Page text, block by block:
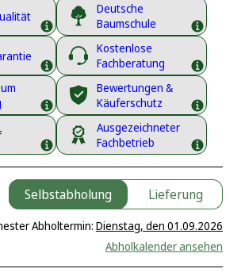
Deutsche
Baumschule
Kostenlose
Fachberatung
Bewertungen &
Käuferschutz
Ausgezeichneter
Fachbetrieb
Selbstabholung Lieferung
Abholtermin: Dienstag, den 01.09.2026
Abholkalender ansehen